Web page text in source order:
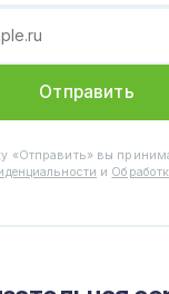
Отправить
«Отправить» вы
и